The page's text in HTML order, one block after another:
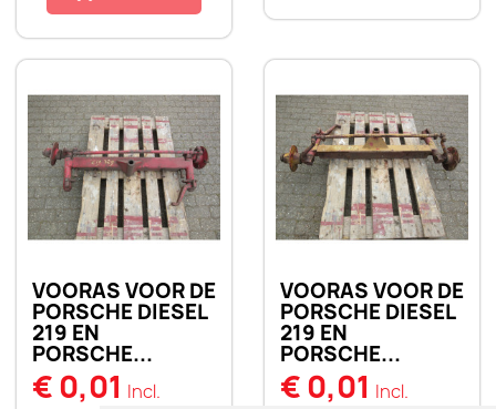
VOORAS VOOR DE
PORSCHE DIESEL
219 EN
PORSCHE...
€ 0,01 Incl.
VOORAS VOOR DE
PORSCHE DIESEL
219 EN
PORSCHE...
€ 0,01 Incl.